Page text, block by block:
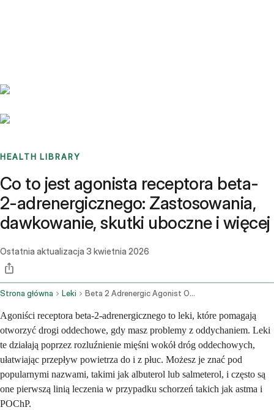
HEALTH LIBRARY
Co to jest agonista receptora beta-
2-adrenergicznego: Zastosowania,
dawkowanie, skutki uboczne i więcej
Ostatnia aktualizacja 3 kwietnia 2026
Strona główna Leki Beta 2 Adrenergic Agonist Oral Route Injection Route
Agoniści receptora beta-2-adrenergicznego to leki, które pomagają
otworzyć drogi oddechowe, gdy masz problemy z oddychaniem. Leki
te działają poprzez rozluźnienie mięśni wokół dróg oddechowych,
ułatwiając przepływ powietrza do i z płuc. Możesz je znać pod
popularnymi nazwami, takimi jak albuterol lub salmeterol, i często są
one pierwszą linią leczenia w przypadku schorzeń takich jak astma i
POChP.